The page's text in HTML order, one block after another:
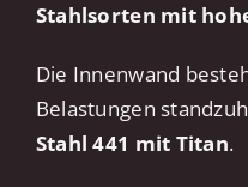
Stahlsorten mit
Die Innenwand
Belastungen
Stahl 441 mit Titan.